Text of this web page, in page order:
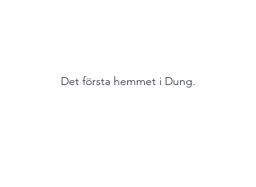
Det första hemmet i Dung.